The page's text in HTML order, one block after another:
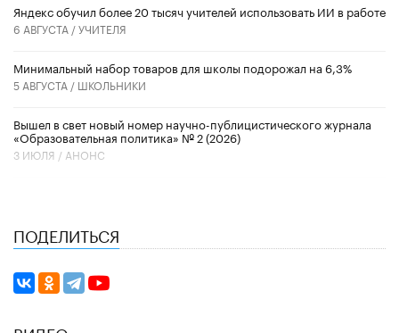
​Яндекс обучил более 20 тысяч учителей использовать ИИ в работе
6 АВГУСТА /УЧИТЕЛЯ
Минимальный набор товаров для школы подорожал на 6,3%
5 АВГУСТА / ШКОЛЬНИКИ
Вышел в свет новый номер научно-публицистического журнала
«Образовательная политика» № 2 (2026)
3 ИЮЛЯ / АНОНС
ПОДЕЛИТЬСЯ